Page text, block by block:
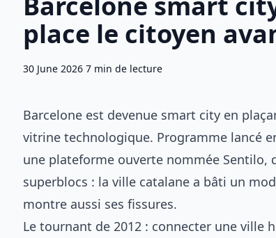
place le citoyen
30 June 2026 7 min de lecture
Barcelone est devenue smart city en
vitrine technologique. Programme lancé
une plateforme ouverte nommée Sentilo,
superblocs : la ville catalane a bâti un
montre aussi ses fissures.
Le tournant de 2012 : connecter une ville